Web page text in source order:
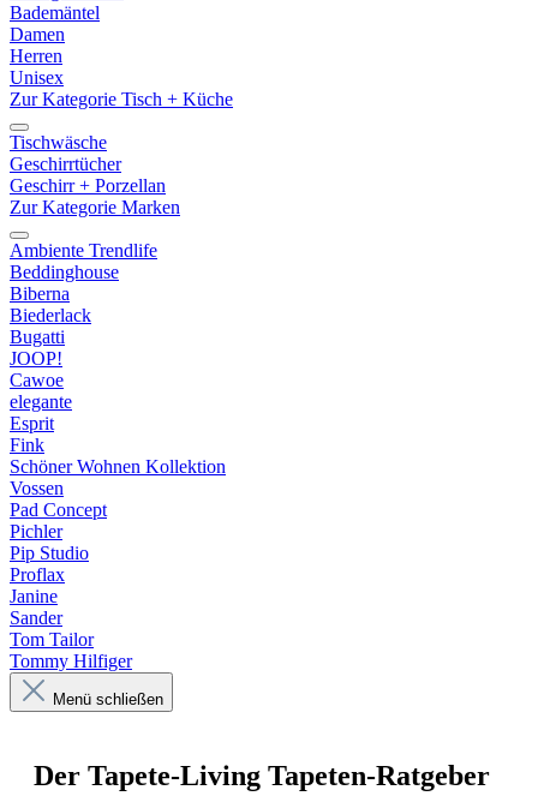
Bademäntel
Damen
Herren
Unisex
Zur Kategorie Tisch + Küche
Tischwäsche
Geschirrtücher
Geschirr + Porzellan
Zur Kategorie Marken
Ambiente Trendlife
Beddinghouse
Biberna
Biederlack
Bugatti
JOOP!
Cawoe
elegante
Esprit
Fink
Schöner Wohnen Kollektion
Vossen
Pad Concept
Pichler
Pip Studio
Proflax
Janine
Sander
Tom Tailor
Tommy Hilfiger
Menü schließen
Der Tapete-Living Tapeten-Ratgeber